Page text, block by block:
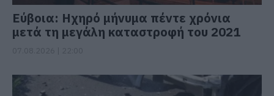
Εύβοια: Ηχηρό μήνυμα πέντε χρόνια
μετά τη μεγάλη καταστροφή του 2021